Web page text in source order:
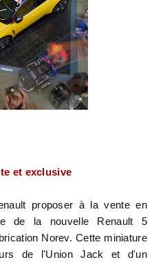
et exclusive
proposer à la vente en
de la nouvelle Renault 5
Norev. Cette miniature
de l'Union Jack et d'un